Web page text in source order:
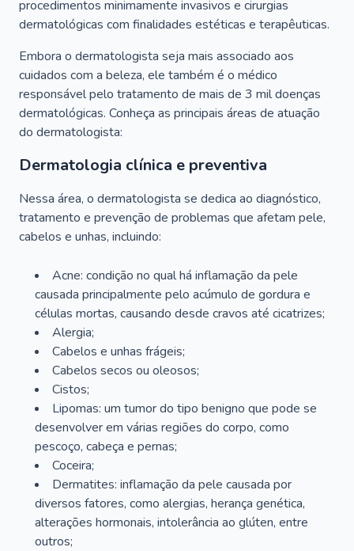
procedimentos minimamente invasivos e cirurgias
dermatológicas com finalidades estéticas e terapêuticas.
Embora o dermatologista seja mais associado aos
cuidados com a beleza, ele também é o médico
responsável pelo tratamento de mais de 3 mil doenças
dermatológicas. Conheça as principais áreas de atuação
do dermatologista:
Dermatologia clínica e preventiva
Nessa área, o dermatologista se dedica ao diagnóstico,
tratamento e prevenção de problemas que afetam pele,
cabelos e unhas, incluindo:
Acne: condição no qual há inflamação da pele
causada principalmente pelo acúmulo de gordura e
células mortas, causando desde cravos até cicatrizes;
Alergia;
Cabelos e unhas frágeis;
Cabelos secos ou oleosos;
Cistos;
Lipomas: um tumor do tipo benigno que pode se
desenvolver em várias regiões do corpo, como
pescoço, cabeça e pernas;
Coceira;
Dermatites: inflamação da pele causada por
diversos fatores, como alergias, herança genética,
alterações hormonais, intolerância ao glúten, entre
outros;